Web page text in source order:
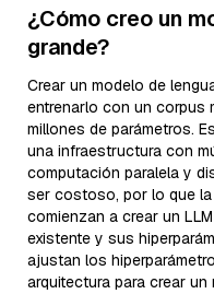
¿Cómo creo un
grande?
Crear un modelo de
entrenarlo con un corpus
millones de parámetros.
una infraestructura con
computación paralela y
ser costoso, por lo que
comienzan a crear un
existente y sus
ajustan los
arquitectura para crear un